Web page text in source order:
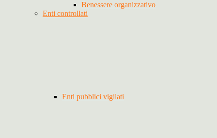
Benessere organizzativo
Enti controllati
Enti pubblici vigilati